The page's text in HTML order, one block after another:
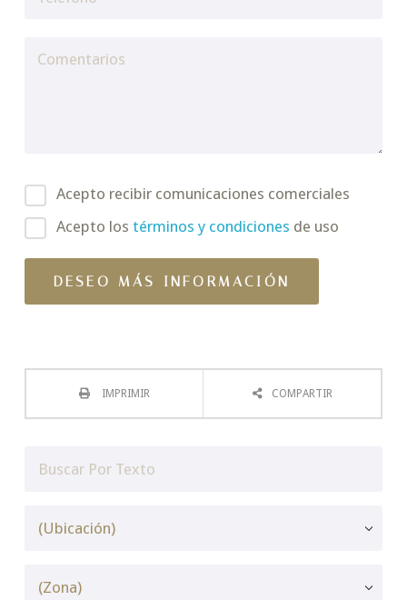
Acepto recibir comunicaciones comerciales
Acepto los términos y condiciones de uso
IMPRIMIR COMPARTIR